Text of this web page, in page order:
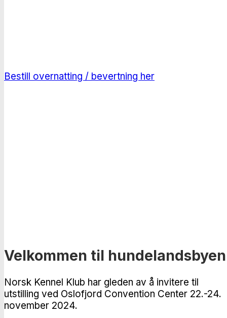
Bestill overnatting / bevertning her
Velkommen til
Norsk Kennel Klub har gleden av å invitere til
utstilling ved Oslofjord Convention Center 22.-24.
november 2024.